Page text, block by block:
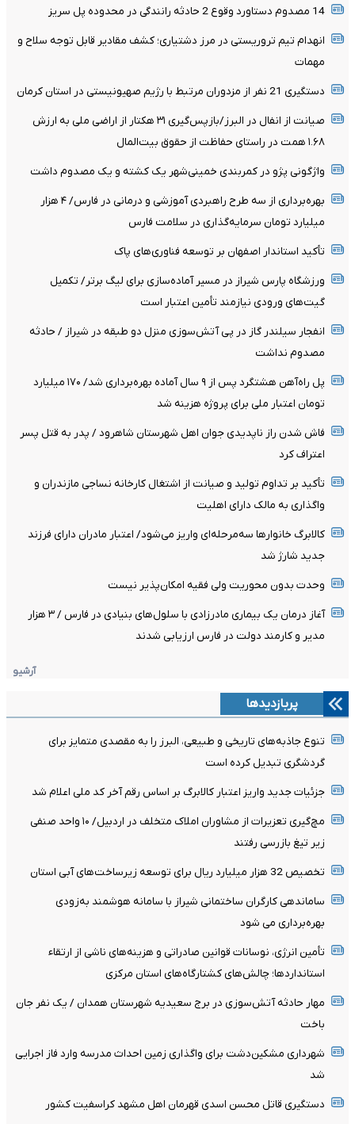
14 مصدوم دستاورد وقوع 2 حادثه رانندگی در محدوده پل سریز
انهدام تیم تروریستی در مرز دشتیاری؛ کشف مقادیر قابل توجه سلاح و
مهمات
دستگیری 21 نفر از مزدوران مرتبط با رژیم صهیونیستی در استان کرمان
صیانت از انفال در البرز/بازپس‌گیری ۳۱ هکتار از اراضی ملی به ارزش
۱.۶۸ همت در راستای حفاظت از حقوق بیت‌المال
واژگونی پژو در کمربندی خمینی‌شهر یک کشته و یک مصدوم داشت
بهره‌برداری از سه طرح راهبردی آموزشی و درمانی در فارس/ ۴ هزار
میلیارد تومان سرمایه‌گذاری در سلامت فارس
تأکید استاندار اصفهان بر توسعه فناوری‌های پاک
ورزشگاه پارس شیراز در مسیر آماده‌سازی برای لیگ برتر/ تکمیل
گیت‌های ورودی نیازمند تأمین اعتبار است
انفجار سیلندر گاز در پی آتش‌سوزی منزل دو طبقه در شیراز / حادثه
مصدوم نداشت
پل راه‌آهن هشتگرد پس از ۹ سال آماده بهره‌برداری شد/ ۱۷۰ میلیارد
تومان اعتبار ملی برای پروژه هزینه شد
فاش شدن راز ناپدیدی جوان اهل شهرستان شاهرود / پدر به قتل پسر
اعتراف کرد
تأکید بر تداوم تولید و صیانت از اشتغال کارخانه نساجی مازندران و
واگذاری به مالک دارای اهلیت
کالابرگ خانوارها سه‌مرحله‌ای واریز می‌شود/ اعتبار مادران دارای فرزند
جدید شارژ شد
وحدت بدون محوریت ولی فقیه امکان‌پذیر نیست
آغاز درمان یک بیماری مادرزادی با سلول‌های بنیادی در فارس / ۳ هزار
مدیر و کارمند دولت در فارس ارزیابی شدند
آرشیو
پربازدیدها
تنوع جاذبه‌های تاریخی و طبیعی، البرز را به مقصدی متمایز برای
گردشگری تبدیل کرده است
جزئیات جدید واریز اعتبار کالابرگ بر اساس رقم آخر کد ملی اعلام شد
مچ‌گیری تعزیرات از مشاوران املاک متخلف در اردبیل/ ۱۰ واحد صنفی
زیر تیغ بازرسی رفتند
تخصیص 32 هزار میلیارد ریال برای توسعه زیرساخت‌های آبی استان
ساماندهی کارگران ساختمانی شیراز با سامانه هوشمند به‌زودی
بهره‌برداری می شود
تأمین انرژی، نوسانات قوانین صادراتی و هزینه‌های ناشی از ارتقاء
استانداردها؛ چالش‌های کشتارگاه‌های استان مرکزی
مهار حادثه آتش‌سوزی در برج سعیدیه شهرستان همدان / یک نفر جان
باخت
شهرداری مشکین‌دشت برای واگذاری زمین احداث مدرسه وارد فاز اجرایی
شد
دستگیری قاتل محسن اسدی قهرمان اهل مشهد کراسفیت کشور